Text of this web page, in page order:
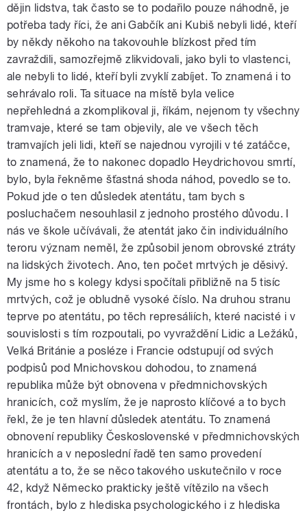
dějin lidstva, tak často se to podařilo pouze náhodně, je
potřeba tady říci, že ani Gabčík ani Kubiš nebyli lidé, kteří
by někdy někoho na takovouhle blízkost před tím
zavraždili, samozřejmě zlikvidovali, jako byli to vlastenci,
ale nebyli to lidé, kteří byli zvyklí zabíjet. To znamená i to
sehrávalo roli. Ta situace na místě byla velice
nepřehledná a zkomplikoval ji, říkám, nejenom ty všechny
tramvaje, které se tam objevily, ale ve všech těch
tramvajích jeli lidi, kteří se najednou vyrojili v té zatáčce,
to znamená, že to nakonec dopadlo Heydrichovou smrtí,
bylo, byla řekněme šťastná shoda náhod, povedlo se to.
Pokud jde o ten důsledek atentátu, tam bych s
posluchačem nesouhlasil z jednoho prostého důvodu. I
nás ve škole učívávali, že atentát jako čin individuálního
teroru význam neměl, že způsobil jenom obrovské ztráty
na lidských životech. Ano, ten počet mrtvých je děsivý.
My jsme ho s kolegy kdysi spočítali přibližně na 5 tisíc
mrtvých, což je obludně vysoké číslo. Na druhou stranu
teprve po atentátu, po těch represáliích, které nacisté i v
souvislosti s tím rozpoutali, po vyvraždění Lidic a Ležáků,
Velká Británie a posléze i Francie odstupují od svých
podpisů pod Mnichovskou dohodou, to znamená
republika může být obnovena v předmnichovských
hranicích, což myslím, že je naprosto klíčové a to bych
řekl, že je ten hlavní důsledek atentátu. To znamená
obnovení republiky Československé v předmnichovských
hranicích a v neposlední řadě ten samo provedení
atentátu a to, že se něco takového uskutečnilo v roce
42, když Německo prakticky ještě vítězilo na všech
frontách, bylo z hlediska psychologického i z hlediska